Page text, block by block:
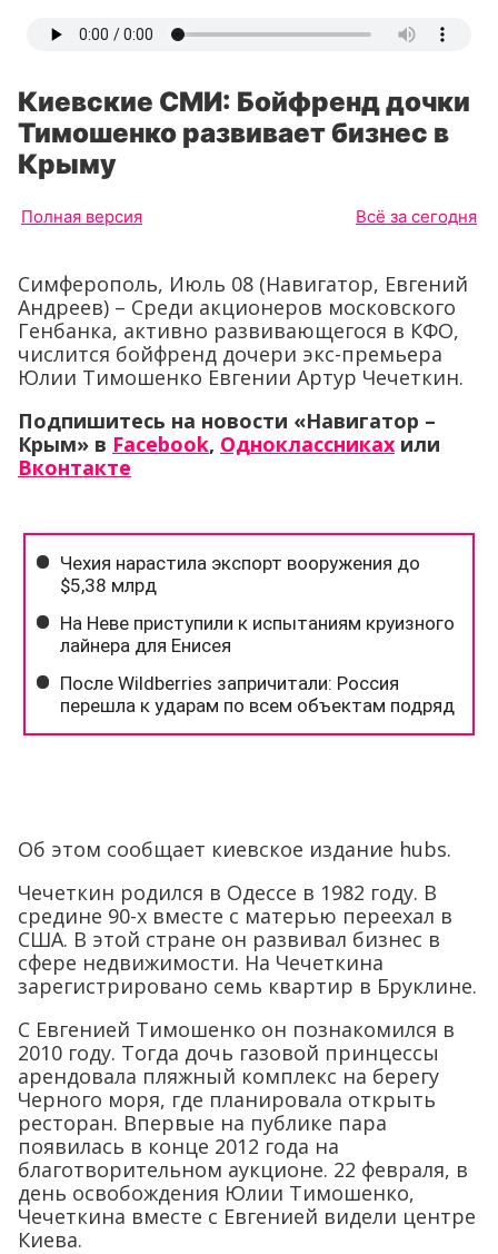
Киевские СМИ: Бойфренд дочки
Тимошенко развивает бизнес в
Крыму
Полная версия Всё за сегодня
Симферополь, Июль 08 (Навигатор, Евгений
Андреев) – Среди акционеров московского
Генбанка, активно развивающегося в КФО,
числится бойфренд дочери экс-премьера
Юлии Тимошенко Евгении Артур Чечеткин.
Подпишитесь на новости «Навигатор –
Крым» в Facebook, Одноклассниках или
Вконтакте
Об этом сообщает киевское издание hubs.
Чечеткин родился в Одессе в 1982 году. В
средине 90-х вместе с матерью переехал в
США. В этой стране он развивал бизнес в
сфере недвижимости. На Чечеткина
зарегистрировано семь квартир в Бруклине.
С Евгенией Тимошенко он познакомился в
2010 году. Тогда дочь газовой принцессы
арендовала пляжный комплекс на берегу
Черного моря, где планировала открыть
ресторан. Впервые на публике пара
появилась в конце 2012 года на
благотворительном аукционе. 22 февраля, в
день освобождения Юлии Тимошенко,
Чечеткина вместе с Евгенией видели центре
Киева.